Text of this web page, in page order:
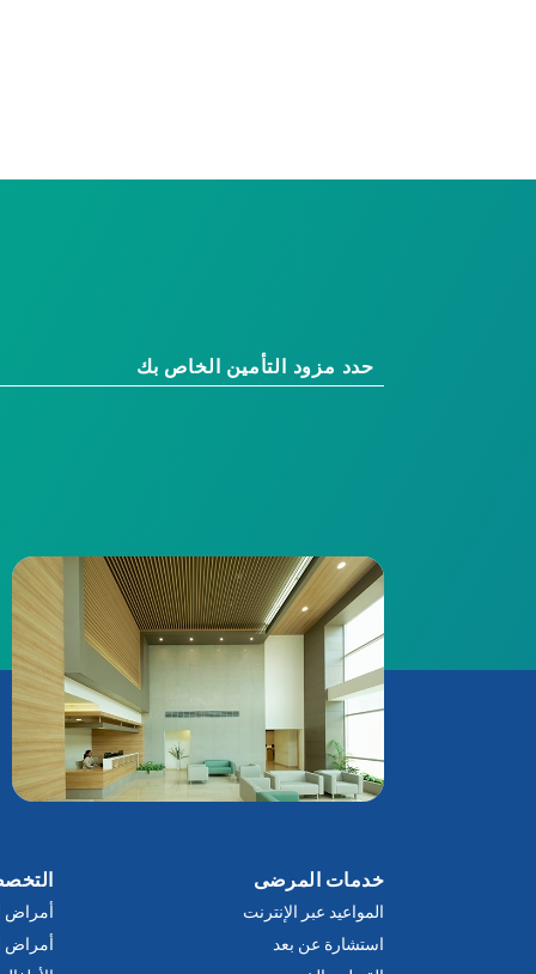
حدد مزود التأمين الخاص بك
خدمات المرضى
المواعيد عبر الإنترنت
استشارة عن بعد
أمراض
أمراض